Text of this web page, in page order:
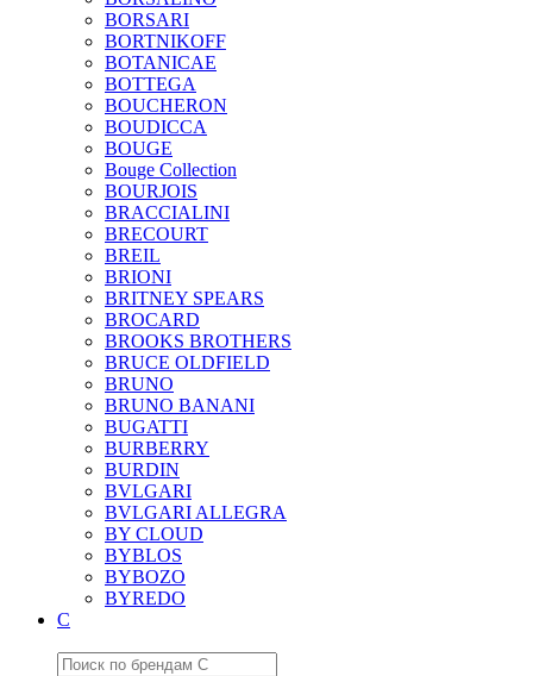
BORSARI
BORTNIKOFF
BOTANICAE
BOTTEGA
BOUCHERON
BOUDICCA
BOUGE
Bouge Collection
BOURJOIS
BRACCIALINI
BRECOURT
BREIL
BRIONI
BRITNEY SPEARS
BROCARD
BROOKS BROTHERS
BRUCE OLDFIELD
BRUNO
BRUNO BANANI
BUGATTI
BURBERRY
BURDIN
BVLGARI
BVLGARI ALLEGRA
BY CLOUD
BYBLOS
BYBOZO
BYREDO
C